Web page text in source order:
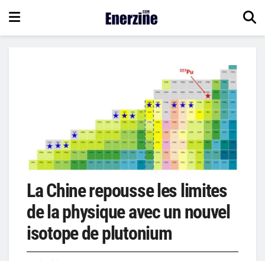
La Chine repousse les limites
de la physique avec un nouvel
isotope de plutonium